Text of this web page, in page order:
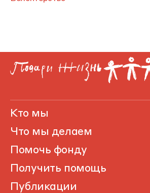
Кто мы
Что мы делаем
Помочь фонду
Получить помощь
Публикации